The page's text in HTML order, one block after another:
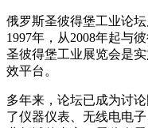
俄罗斯圣彼得堡工业论坛
1997年，从2008年起与
圣彼得堡工业展览会是
效平台。
多年来，论坛已成为讨
了仪器仪表、无线电电